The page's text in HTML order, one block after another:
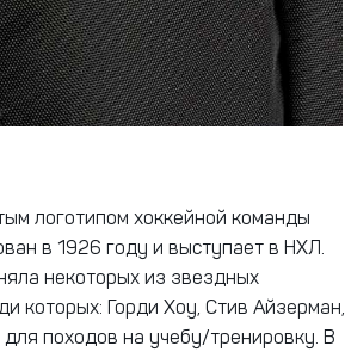
логотипом хоккейной команды
в 1926 году и выступает в НХЛ.
некоторых из звездных
которых: Горди Хоу, Стив Айзерман,
для походов на учебу/тренировку. В